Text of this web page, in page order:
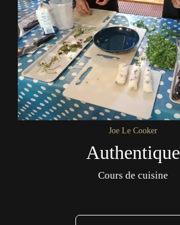
Joe Le Cooker
Authentique
Cours de cuisine